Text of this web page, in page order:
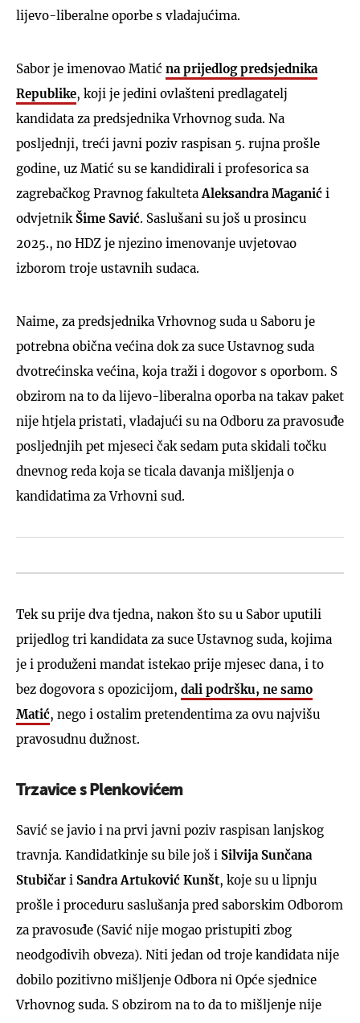
lijevo-liberalne oporbe s vladajućima.
Sabor je imenovao Matić na prijedlog predsjednika
Republike, koji je jedini ovlašteni predlagatelj
kandidata za predsjednika Vrhovnog suda. Na
posljednji, treći javni poziv raspisan 5. rujna prošle
godine, uz Matić su se kandidirali i profesorica sa
zagrebačkog Pravnog fakulteta Aleksandra Maganić i
odvjetnik Šime Savić. Saslušani su još u prosincu
2025., no HDZ je njezino imenovanje uvjetovao
izborom troje ustavnih sudaca.
Naime, za predsjednika Vrhovnog suda u Saboru je
potrebna obična većina dok za suce Ustavnog suda
dvotrećinska većina, koja traži i dogovor s oporbom. S
obzirom na to da lijevo-liberalna oporba na takav paket
nije htjela pristati, vladajući su na Odboru za pravosuđe
posljednjih pet mjeseci čak sedam puta skidali točku
dnevnog reda koja se ticala davanja mišljenja o
kandidatima za Vrhovni sud.
Tek su prije dva tjedna, nakon što su u Sabor uputili
prijedlog tri kandidata za suce Ustavnog suda, kojima
je i produženi mandat istekao prije mjesec dana, i to
bez dogovora s opozicijom, dali podršku, ne samo
Matić, nego i ostalim pretendentima za ovu najvišu
pravosudnu dužnost.
Trzavice s Plenkovićem
Savić se javio i na prvi javni poziv raspisan lanjskog
travnja. Kandidatkinje su bile još i Silvija Sunčana
Stubičar i Sandra Artuković Kunšt, koje su u lipnju
prošle i proceduru saslušanja pred saborskim Odborom
za pravosuđe (Savić nije mogao pristupiti zbog
neodgodivih obveza). Niti jedan od troje kandidata nije
dobilo pozitivno mišljenje Odbora ni Opće sjednice
Vrhovnog suda. S obzirom na to da to mišljenje nije